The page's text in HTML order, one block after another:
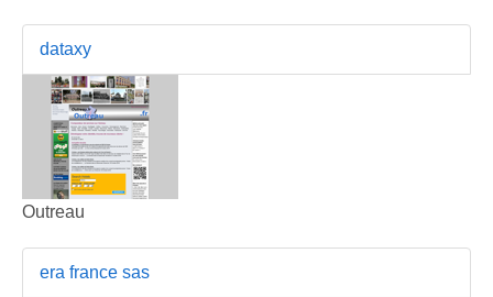
dataxy
Outreau
era france sas